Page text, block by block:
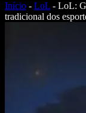
Início - LoL - LoL:
tradicional dos